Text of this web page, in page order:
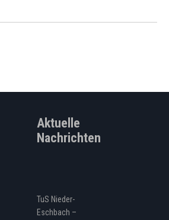
Aktuelle
Nachrichten
TuS Nieder-
Eschbach –